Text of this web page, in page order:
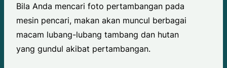
Bila Anda mencari foto pertambangan pada
mesin pencari, makan akan muncul berbagai
macam lubang-lubang tambang dan hutan
yang gundul akibat pertambangan.